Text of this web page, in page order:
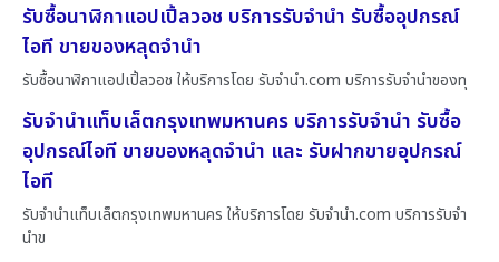
รับซื้อนาฬิกาแอปเปิ้ลวอช บริการรับจำนำ รับซื้ออุปกรณ์
ไอที ขายของหลุดจำนำ
รับซื้อนาฬิกาแอปเปิ้ลวอช ให้บริการโดย รับจํานํา.com บริการรับจำนำของทุ
รับจำนำแท็บเล็ตกรุงเทพมหานคร บริการรับจำนำ รับซื้อ
อุปกรณ์ไอที ขายของหลุดจำนำ และ รับฝากขายอุปกรณ์
ไอที
รับจำนำแท็บเล็ตกรุงเทพมหานคร ให้บริการโดย รับจํานํา.com บริการรับจำ
นำข